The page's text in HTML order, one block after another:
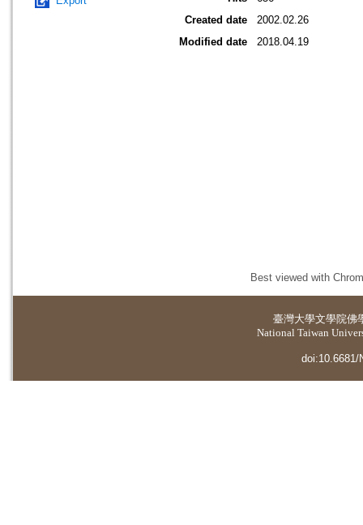
Created date
2002.02.26
Modified date
2018.04.19
Best viewed with
臺灣大學文學院佛
National Taiwan
doi:10.6681/